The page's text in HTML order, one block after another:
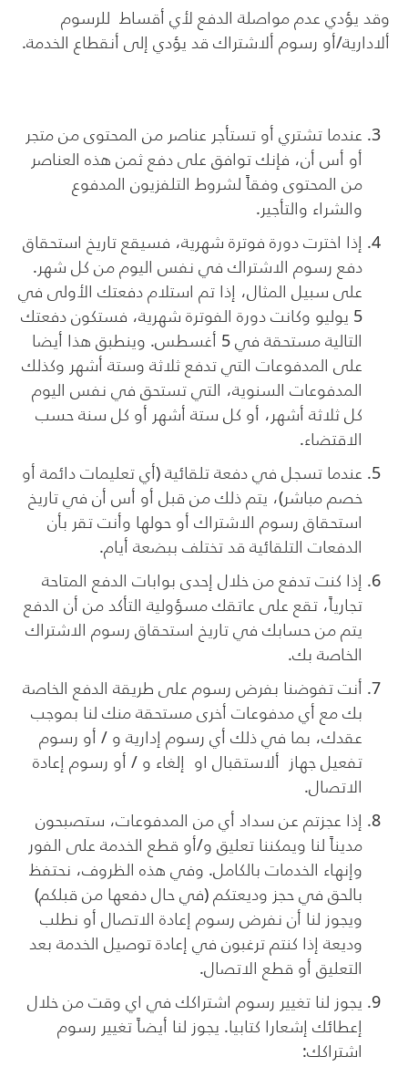
وقد يؤدي عدم مواصلة الدفع لأي أقساط للرسوم
ألادارية/أو رسوم ألاشتراك قد يؤدي إلى أنقطاع الخدمة.
عندما تشتري أو تستأجر عناصر من المحتوى من متجر
أو أس أن، فإنك توافق على دفع ثمن هذه العناصر
من المحتوى وفقاً لشروط التلفزيون المدفوع
والشراء والتأجير.
إذا اخترت دورة فوترة شهرية، فسيقع تاريخ استحقاق
دفع رسوم الاشتراك في نفس اليوم من كل شهر.
على سبيل المثال، إذا تم استلام دفعتك الأولى في
5 يوليو وكانت دورة الفوترة شهرية، فستكون دفعتك
التالية مستحقة في 5 أغسطس. وينطبق هذا أيضا
على المدفوعات التي تدفع ثلاثة وستة أشهر وكذلك
المدفوعات السنوية، التي تستحق في نفس اليوم
كل ثلاثة أشهر، أو كل ستة أشهر أو كل سنة حسب
الاقتضاء.
عندما تسجل في دفعة تلقائية (أي تعليمات دائمة أو
خصم مباشر)، يتم ذلك من قبل أو أس أن في تاريخ
استحقاق رسوم الاشتراك أو حولها وأنت تقر بأن
الدفعات التلقائية قد تختلف ببضعة أيام.
إذا كنت تدفع من خلال إحدى بوابات الدفع المتاحة
تجارياً، تقع على عاتقك مسؤولية التأكد من أن الدفع
يتم من حسابك في تاريخ استحقاق رسوم الاشتراك
الخاصة بك.
أنت تفوضنا بفرض رسوم على طريقة الدفع الخاصة
بك مع أي مدفوعات أخرى مستحقة منك لنا بموجب
عقدك، بما في ذلك أي رسوم إدارية و / أو رسوم
تفعيل جهاز ألاستقبال او إلغاء و / أو رسوم إعادة
الاتصال.
إذا عجزتم عن سداد أي من المدفوعات، ستصبحون
مديناً لنا ويمكننا تعليق و/أو قطع الخدمة على الفور
وإنهاء الخدمات بالكامل. وفي هذه الظروف، نحتفظ
بالحق في حجز وديعتكم (في حال دفعها من قبلكم)
ويجوز لنا أن نفرض رسوم إعادة الاتصال أو نطلب
وديعة إذا كنتم ترغبون في إعادة توصيل الخدمة بعد
التعليق أو قطع الاتصال.
يجوز لنا تغيير رسوم اشتراكك في اي وقت من خلال
إعطائك إشعارا كتابيا. يجوز لنا أيضاً تغيير رسوم
اشتراكك: